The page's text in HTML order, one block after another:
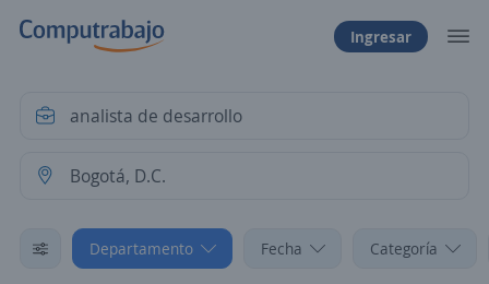
Ingresar
Departamento Fecha Categoría